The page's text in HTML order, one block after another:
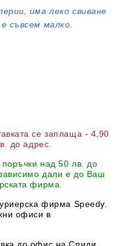
има леко свиване
съвсем малко.
се заплаща - 4,90
до адрес
над 50 лв. до
дали е до Ваш
фирма.
фирма Speedy.
офиси в